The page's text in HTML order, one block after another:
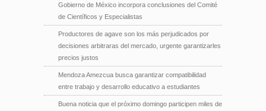
Gobierno de México incorpora conclusiones del Comité
de Científicos y Especialistas
Productores de agave son los más perjudicados por
decisiones arbitraras del mercado, urgente garantizarles
precios justos
Mendoza Amezcua busca garantizar compatibilidad
entre trabajo y desarrollo educativo a estudiantes
Buena noticia que el próximo domingo participen miles de